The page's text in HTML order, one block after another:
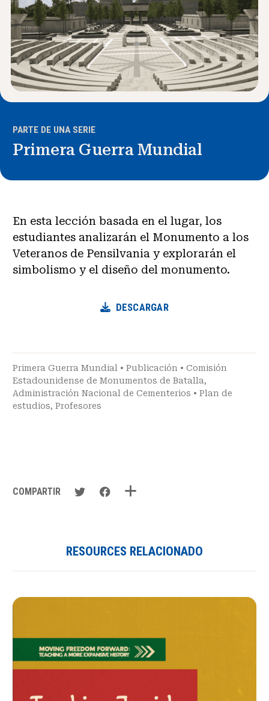
PARTE DE UNA SERIE
Primera Guerra Mundial
En esta lección basada en el lugar, los
estudiantes analizarán el Monumento a los
Veteranos de Pensilvania y explorarán el
simbolismo y el diseño del monumento.
DESCARGAR
Primera Guerra Mundial • Publicación • Comisión
Estadounidense de Monumentos de Batalla,
Administración Nacional de Cementerios • Plan de
estudios, Profesores
COMPARTIR
RESOURCES RELACIONADO